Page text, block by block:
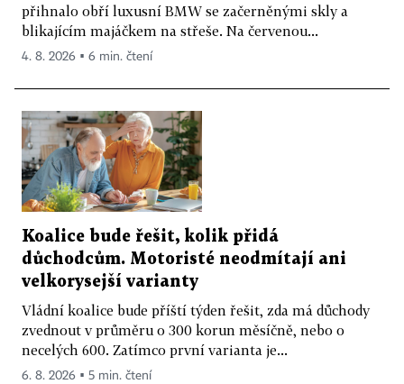
přihnalo obří luxusní BMW se začerněnými skly a
blikajícím majáčkem na střeše. Na červenou...
4. 8. 2026 ▪ 6 min. čtení
Koalice bude řešit, kolik přidá
důchodcům. Motoristé neodmítají ani
velkorysejší varianty
Vládní koalice bude příští týden řešit, zda má důchody
zvednout v průměru o 300 korun měsíčně, nebo o
necelých 600. Zatímco první varianta je...
6. 8. 2026 ▪ 5 min. čtení